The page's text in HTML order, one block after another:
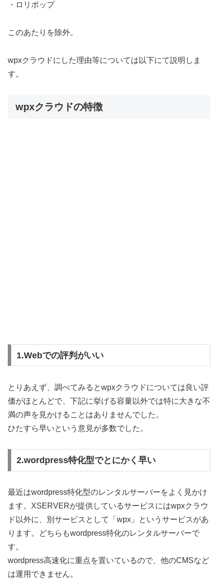
・ロリポップ
このあたりを除外。
wpxクラウドにした理由等については以下にて説明しま
す。
wpxクラウドの特徴
1.Webでの評判がいい
とりあえず、調べてみるとwpxクラウドについては良い評
価がほとんどで、下記に挙げる容量以外では特に大きな不
満の声を見かけることはありませんでした。
ひたすら早いという意見が多数でした。
2.wordpress特化型でとにかく早い
最近はwordpress特化型のレンタルサーバーをよく見かけ
ます。XSERVERが提供しているサービスにはwpxクラウ
ド以外に、別サービスとして「wpx」というサービスがあ
ります。どちらもwordpress特化のレンタルサーバーで
す。
wordpress高速化に重点を置いているので、他のCMSなど
は運用できません。